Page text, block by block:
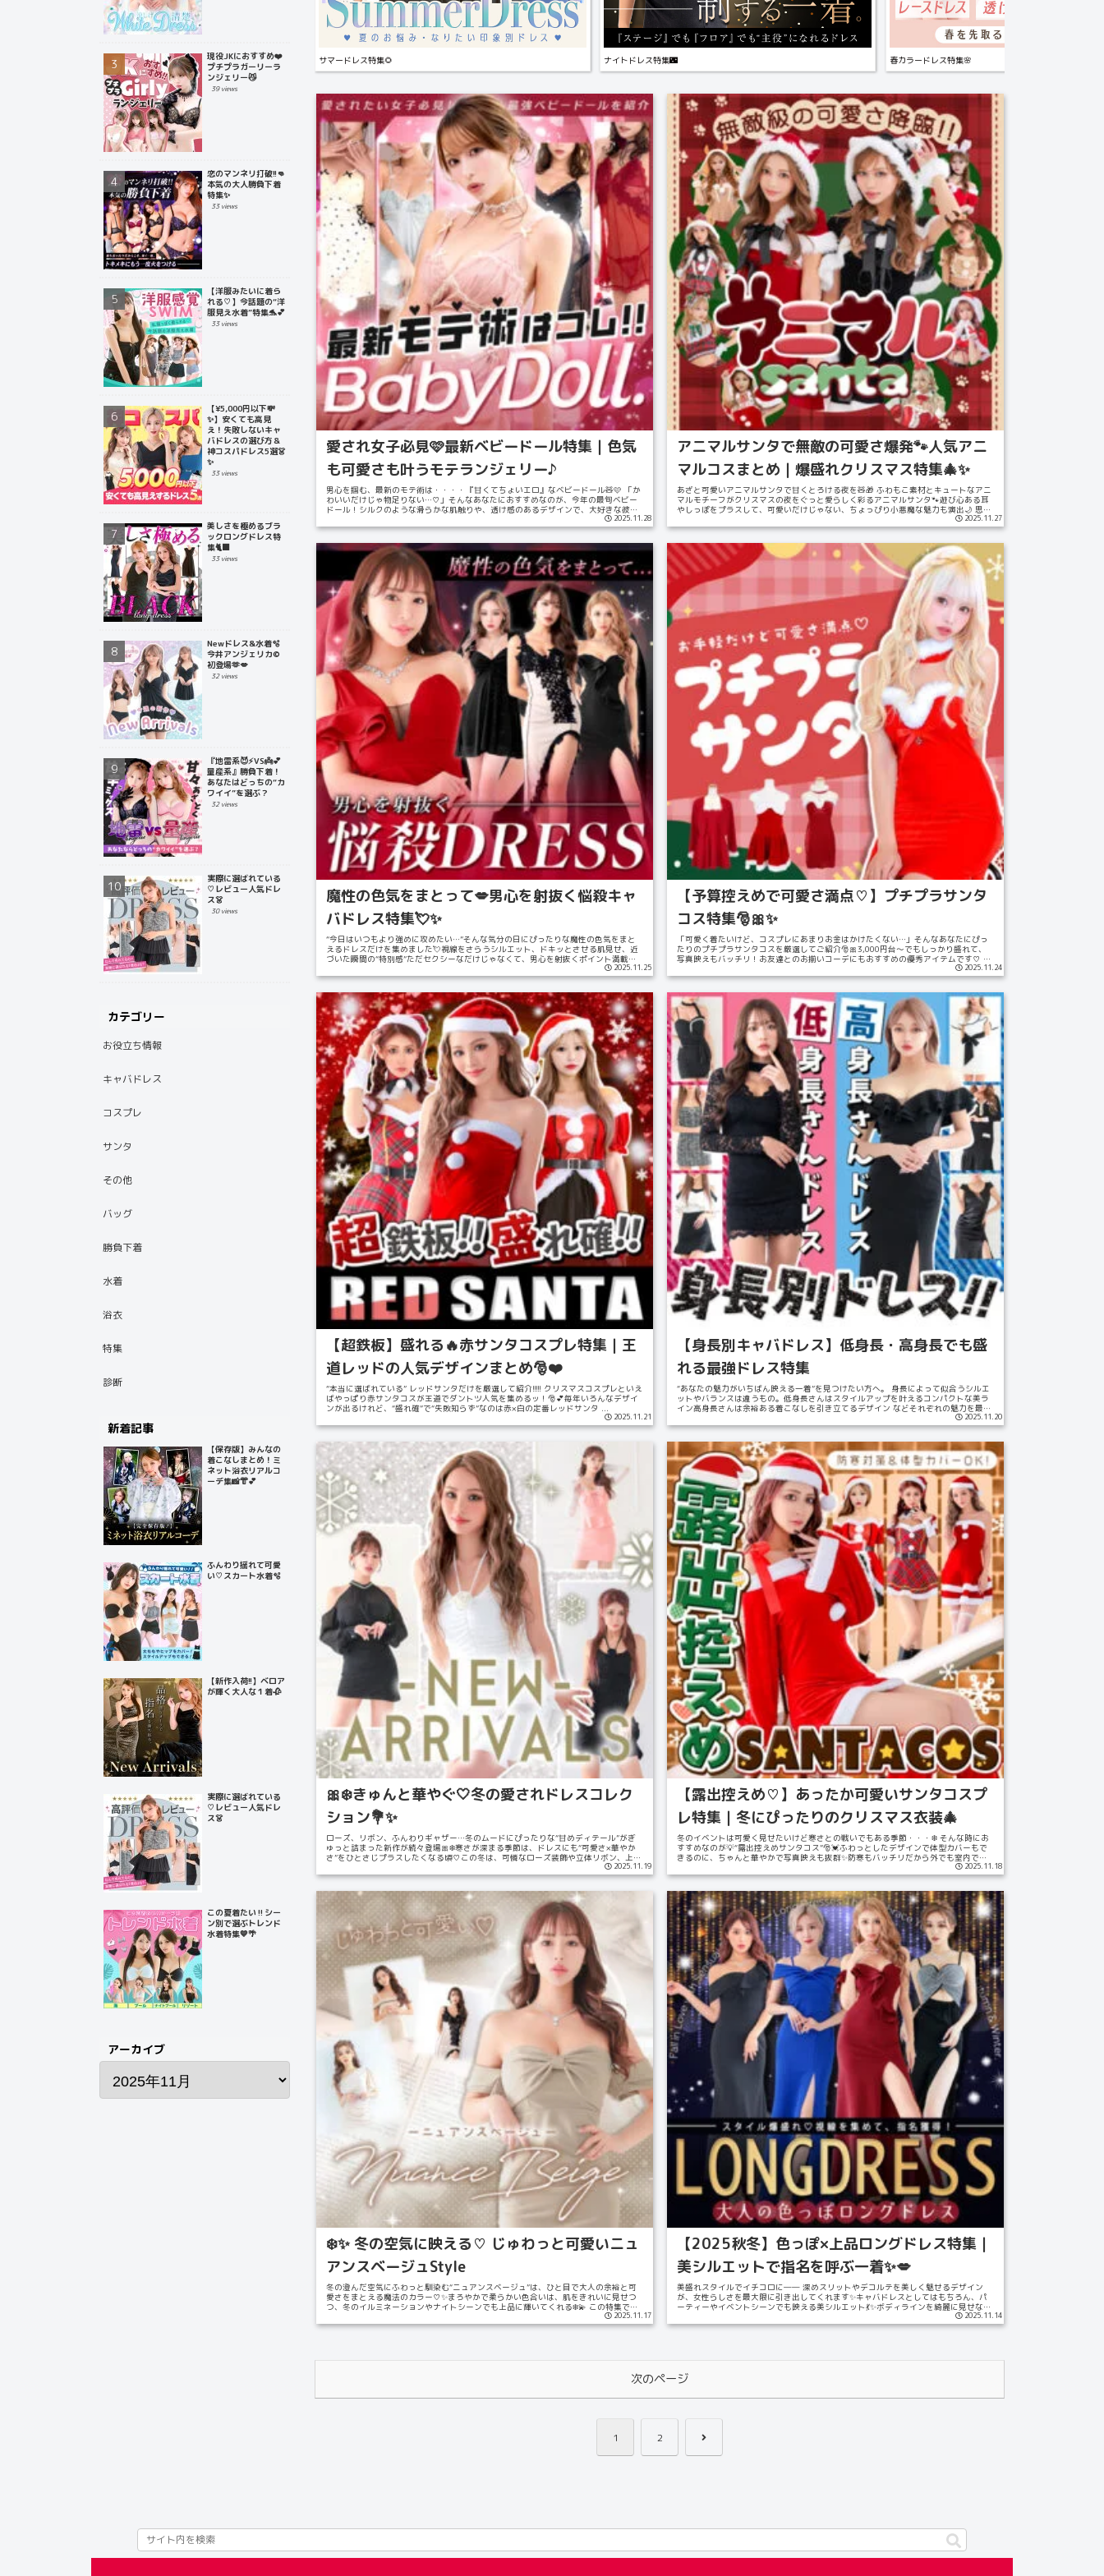
サマードレス特集🌻 ナイトドレス特集🌃 春カラードレス特集🌸
愛され女子必見🩷最新ベビードール特集｜色気
も可愛さも叶うモテランジェリー♪
男心を掴む、最新のモテ術は・・・・『甘くてちょいエロ』なベビードール🧸🩷 「か
わいいだけじゃ物足りない…♡」そんなあなたにおすすめなのが、今年の最旬ベビー
ドール！シルクのような滑らかな肌触りや、透け感のあるデザインで、大好きな彼を
2025.11.28
アニマルサンタで無敵の可愛さ爆発🐾人気アニ
マルコスまとめ｜爆盛れクリスマス特集🎄✨
あざと可愛いアニマルサンタで甘くとろける夜を🧸🎁 ふわもこ素材とキュートなアニ
マルモチーフがクリスマスの夜をぐっと愛らしく彩るアニマルサンタ🐾遊び心ある耳
やしっぽをプラスして、可愛いだけじゃない、ちょっぴり小悪魔な魅力も演出🌙 思わ
2025.11.27
魔性の色気をまとって💋男心を射抜く悩殺キャ
バドレス特集💘✨
“今日はいつもより強めに攻めたい…”そんな気分の日にぴったりな魔性の色気をまと
えるドレスだけを集めました💘視線をさらうシルエット、ドキッとさせる肌見せ、近
づいた瞬間の“特別感”ただセクシーなだけじゃなくて、男心を射抜くポイント満載🏹
2025.11.25
【予算控えめで可愛さ満点♡】プチプラサンタ
コス特集🎅🎀✨
「可愛く着たいけど、コスプレにあまりお金はかけたくない…」そんなあなたにぴっ
たりのプチプラサンタコスを厳選してご紹介🎅🎀3,000円台～でもしっかり盛れて、
写真映えもバッチリ！お友達とのお揃いコーデにもおすすめの優秀アイテムです♡ ワ
2025.11.24
【超鉄板】盛れる🔥赤サンタコスプレ特集｜王
道レッドの人気デザインまとめ🎅❤️
“本当に選ばれている” レッドサンタだけを厳選して紹介!!!!! クリスマスコスプレといえ
ばやっぱり赤サンタコスが王道でダントツ人気を集めるッ！🎅💕毎年いろんなデザイ
ンが出るけれど、“盛れ確”で“失敗知らず”なのは赤×白の定番レッドサンタ ...
2025.11.21
【身長別キャバドレス】低身長・高身長でも盛
れる最強ドレス特集
“あなたの魅力がいちばん映える一着”を見つけたい方へ。 身長によって似合うシルエ
ットやバランスは違うもの。低身長さんはスタイルアップを叶えるコンパクトな美ラ
イン高身長さんは余裕ある着こなしを引き立てるデザイン などそれぞれの魅力を最大
2025.11.20
🎀❄️きゅんと華やぐ🤍冬の愛されドレスコレク
ション💐✨
ローズ、リボン、ふんわりギャザー…冬のムードにぴったりな“甘めディテール”がぎ
ゅっと詰まった新作が続々登場🎀❄️寒さが深まる季節は、ドレスにも“可愛さ×華やか
さ”をひとさじプラスしたくなる頃♡この冬は、可憐なローズ装飾や立体リボン、上品
2025.11.19
【露出控えめ♡】あったか可愛いサンタコスプ
レ特集｜冬にぴったりのクリスマス衣装🎄
冬のイベントは可愛く見せたいけど寒さとの戦いでもある季節・・・❄️ そんな時にお
すすめなのが💡“露出控えめサンタコス”🎅💓ふわっとしたデザインで体型カバーもで
きるのに、ちゃんと華やかで写真映えも抜群✨防寒もバッチリだから外でも室内でも
2025.11.18
❄️✨ 冬の空気に映える♡ じゅわっと可愛いニュ
アンスベージュStyle
冬の澄んだ空気にふわっと馴染む“ニュアンスベージュ”は、ひと目で大人の余裕と可
愛さをまとえる魔法のカラー♡✨まろやかで柔らかい色合いは、肌をきれいに見せつ
つ、冬のイルミネーションやナイトシーンでも上品に輝いてくれる❄️💫 この特集で
2025.11.17
【2025秋冬】色っぽ×上品ロングドレス特集｜
美シルエットで指名を呼ぶ一着✨💋
美盛れスタイルでイチコロに―― 深めスリットやデコルテを美しく魅せるデザイン
が、女性らしさを最大限に引き出してくれます✨キャバドレスとしてはもちろん、パ
ーティーやイベントシーンでも映える美シルエット💃✨ボディラインを綺麗に見せなが
2025.11.14
次のページ
1 2 次
現役JKにおすすめ❤️
プチプラガーリーラ
ンジェリー😼
39 views
恋のマンネリ打破!!👊
本気の大人勝負下着
特集✨
33 views
【洋服みたいに着ら
れる♡】今話題の“洋
服見え水着”特集🐬💕
33 views
【¥5,000円以下💸
✨】安くても高見
え！失敗しないキャ
バドレスの選び方＆
神コスパドレス5選👗
✨
33 views
美しさを極めるブラ
ックロングドレス特
集🐈‍⬛
33 views
Newドレス&水着🫧
今井アンジェリカ©
初登場🫶💋
32 views
『地雷系😈⚡️VS👼💕
量産系』勝負下着！
あなたはどっちの“カ
ワイイ”を選ぶ？
32 views
実際に選ばれている
♡レビュー人気ドレ
ス👗
30 views
カテゴリー
お役立ち情報
キャバドレス
コスプレ
サンタ
その他
バッグ
勝負下着
水着
浴衣
特集
診断
新着記事
【保存版】みんなの
着こなしまとめ！ミ
ネット浴衣リアルコ
ーデ集📸👘💕
ふんわり揺れて可愛
い♡スカート水着🫧
【新作入荷!!】ベロア
が輝く大人な１着🥀
実際に選ばれている
♡レビュー人気ドレ
ス👗
この夏着たい‼️シー
ン別で選ぶトレンド
水着特集💙🌴
アーカイブ